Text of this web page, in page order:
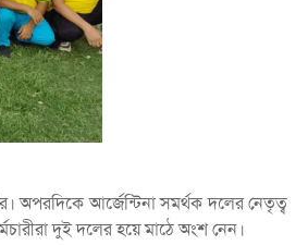
অপরদিকে আর্জেন্টিনা সমর্থক দলের নেতৃত্ব
দুই দলের হয়ে মাঠে অংশ নেন।